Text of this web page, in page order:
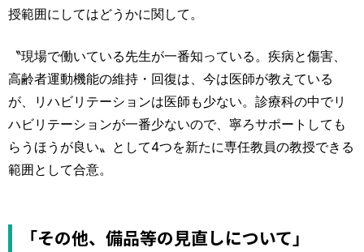
授範囲にしてはどうかに関して。
〝現場で働いている先生が一番知っている。疾病と傷害、
高齢者運動機能の維持・回復は、今は医師が教えている
が、リハビリテーションは医師も少ない。診療科の中でリ
ハビリテーションが一番少ないので、寧ろサポートしても
らうほうが良い〟として4つを新たに専任教員の教授できる
範囲として合意。
「その他、備品等の見直しについて」